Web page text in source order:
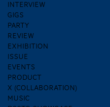
INTERVIEW
GIGS
PARTY
REVIEW
EXHIBITION
ISSUE
EVENTS
PRODUCT
X (COLLABORATION)
MUSIC